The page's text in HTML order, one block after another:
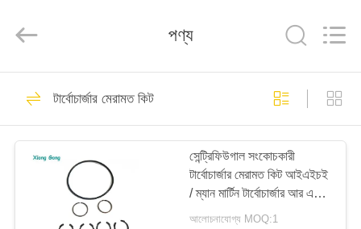
পণ্য
Electrical
Rights
মেরিন টার্বোচার্জার পার্টস
পণ্য
টার্বোচার্জার মেরামত কিট
সেন্ট্রিফিউগাল সংকোচকারী
টার্বোচার্জার মেরামত কিট আইএইচই
/ ম্যান মার্টিন টার্বোচার্জার আর এইচ
আলোচনাযোগ্য MOQ:1